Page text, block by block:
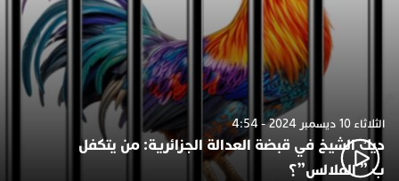
الثلاثاء 10 ديسمبر 2024 - 4:54
ديك الشيخ في قبضة العدالة الجزائرية: من يتكفل
ب ” الفلالس”؟